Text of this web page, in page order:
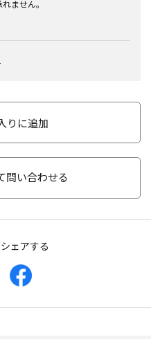
ません。
りに追加
問い合わせる
ェアする